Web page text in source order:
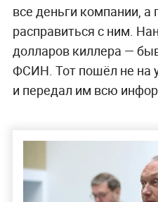
все деньги компании,
расправиться с ним.
долларов киллера —
ФСИН. Тот пошёл не на
и передал им всю